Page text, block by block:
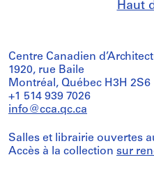
Haut
Centre Canadien
1920, rue Baile
Montréal, Québec H3H 2S6
+1 514 939 7026
info@cca.qc.ca
Salles et librairie ouvertes
Accès à la collection sur